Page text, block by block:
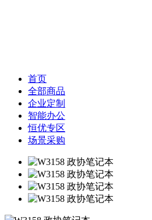
首页
全部商品
企业定制
智能办公
恒优专区
场景采购